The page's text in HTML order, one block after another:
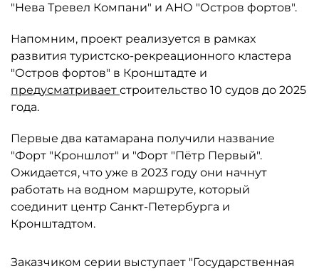
"Нева Тревел Компани" и АНО "Остров фортов".
Напомним, проект реализуется в рамках
развития туристско-рекреационного кластера
"Остров фортов" в Кронштадте и
предусматривает строительство 10 судов до 2025
года.
Первые два катамарана получили название
"Форт "Кроншлот" и "Форт "Пётр Первый".
Ожидается, что уже в 2023 году они начнут
работать на водном маршруте, который
соединит центр Санкт-Петербурга и
Кронштадтом.
Заказчиком серии выступает "Государственная